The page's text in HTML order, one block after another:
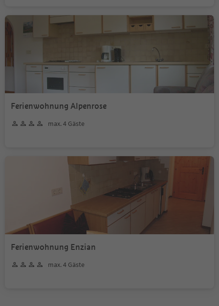
Ferienwohnung Alpenrose
max. 4 Gäste
Ferienwohnung Enzian
max. 4 Gäste